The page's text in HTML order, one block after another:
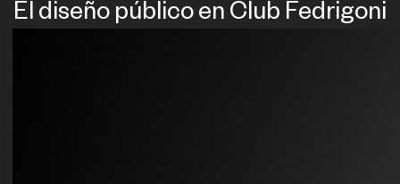
El diseño público en Club Fedrigoni